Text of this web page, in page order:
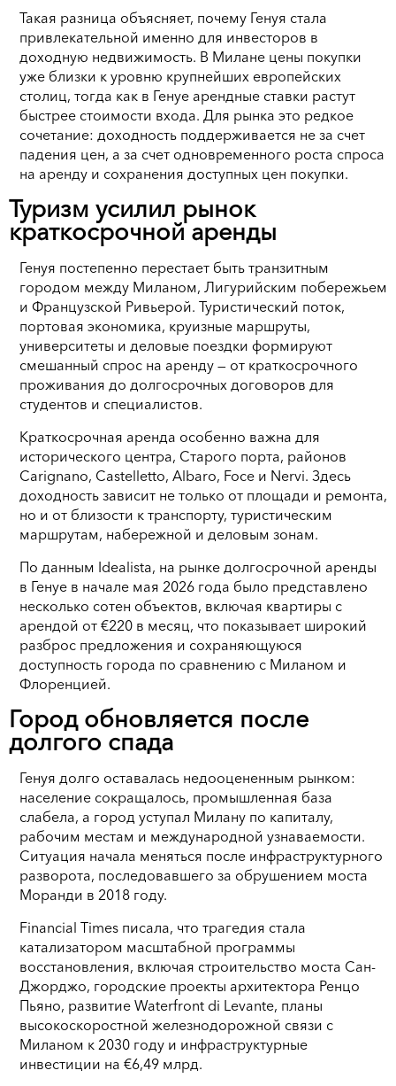
Такая разница объясняет, почему Генуя стала
привлекательной именно для инвесторов в
доходную недвижимость. В Милане цены покупки
уже близки к уровню крупнейших европейских
столиц, тогда как в Генуе арендные ставки растут
быстрее стоимости входа. Для рынка это редкое
сочетание: доходность поддерживается не за счет
падения цен, а за счет одновременного роста спроса
на аренду и сохранения доступных цен покупки.
Туризм усилил рынок
краткосрочной аренды
Генуя постепенно перестает быть транзитным
городом между Миланом, Лигурийским побережьем
и Французской Ривьерой. Туристический поток,
портовая экономика, круизные маршруты,
университеты и деловые поездки формируют
смешанный спрос на аренду — от краткосрочного
проживания до долгосрочных договоров для
студентов и специалистов.
Краткосрочная аренда особенно важна для
исторического центра, Старого порта, районов
Carignano, Castelletto, Albaro, Foce и Nervi. Здесь
доходность зависит не только от площади и ремонта,
но и от близости к транспорту, туристическим
маршрутам, набережной и деловым зонам.
По данным Idealista, на рынке долгосрочной аренды
в Генуе в начале мая 2026 года было представлено
несколько сотен объектов, включая квартиры с
арендой от €220 в месяц, что показывает широкий
разброс предложения и сохраняющуюся
доступность города по сравнению с Миланом и
Флоренцией.
Город обновляется после
долгого спада
Генуя долго оставалась недооцененным рынком:
население сокращалось, промышленная база
слабела, а город уступал Милану по капиталу,
рабочим местам и международной узнаваемости.
Ситуация начала меняться после инфраструктурного
разворота, последовавшего за обрушением моста
Моранди в 2018 году.
Financial Times писала, что трагедия стала
катализатором масштабной программы
восстановления, включая строительство моста Сан-
Джорджо, городские проекты архитектора Ренцо
Пьяно, развитие Waterfront di Levante, планы
высокоскоростной железнодорожной связи с
Миланом к 2030 году и инфраструктурные
инвестиции на €6,49 млрд.